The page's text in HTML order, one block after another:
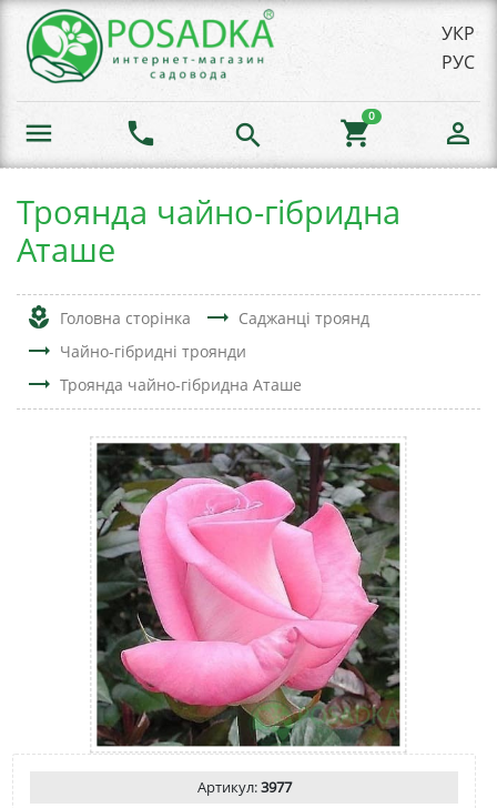
УКР
РУС
menu phone search shopping_cart
0
person_outline
Троянда чайно-гібридна
Аташе
local_florist Головна сторінка trending_flat Саджанці троянд
trending_flat Чайно-гібридні троянди
trending_flat Троянда чайно-гібридна Аташе
Артикул:3977